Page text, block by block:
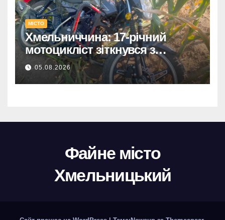
МІСТО
Хмельниччина: 17-річний
мотоцикліст зіткнувся з
КАМАЗом – є постраждалий.
05.08.2026
Файне місто
Хмельницький